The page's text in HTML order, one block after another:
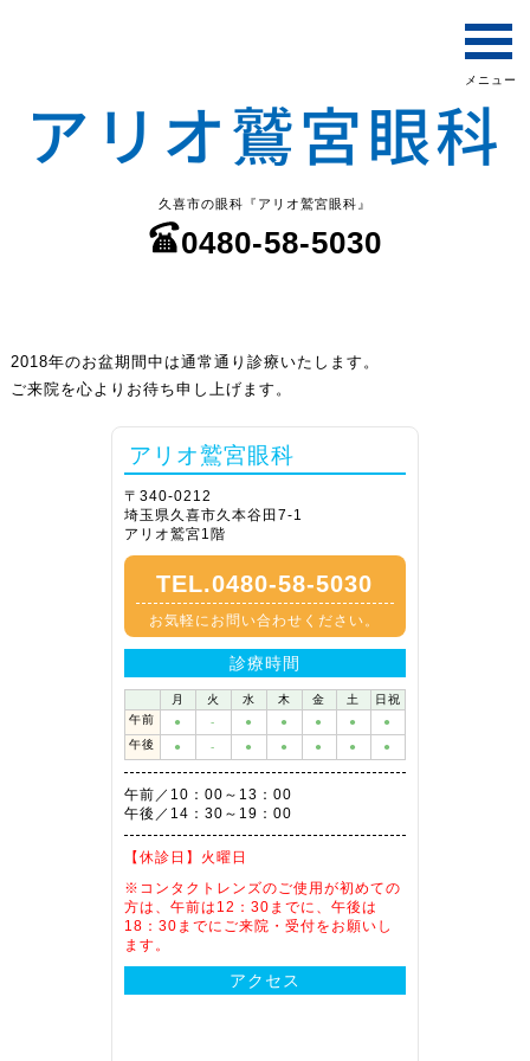
久喜市の眼科『アリオ鷲宮眼科』
0480-58-5030
2018年のお盆期間中は通常通り診療いたします。
ご来院を心よりお待ち申し上げます。
アリオ鷲宮眼科
〒340-0212
埼玉県久喜市久本谷田7-1
アリオ鷲宮1階
TEL.0480-58-5030
お気軽にお問い合わせください。
診療時間
月 火 水 木 金 土
日祝
午前
● - ● ● ● ●
●
午後
● - ● ● ● ● ●
午前／10：00～13：00
午後／14：30～19：00
【休診日】 火曜日
※コンタクトレンズのご使用が初めての
方は、午前は12：30までに、午後は
18：30までにご来院・受付をお願いし
ます。
アクセス